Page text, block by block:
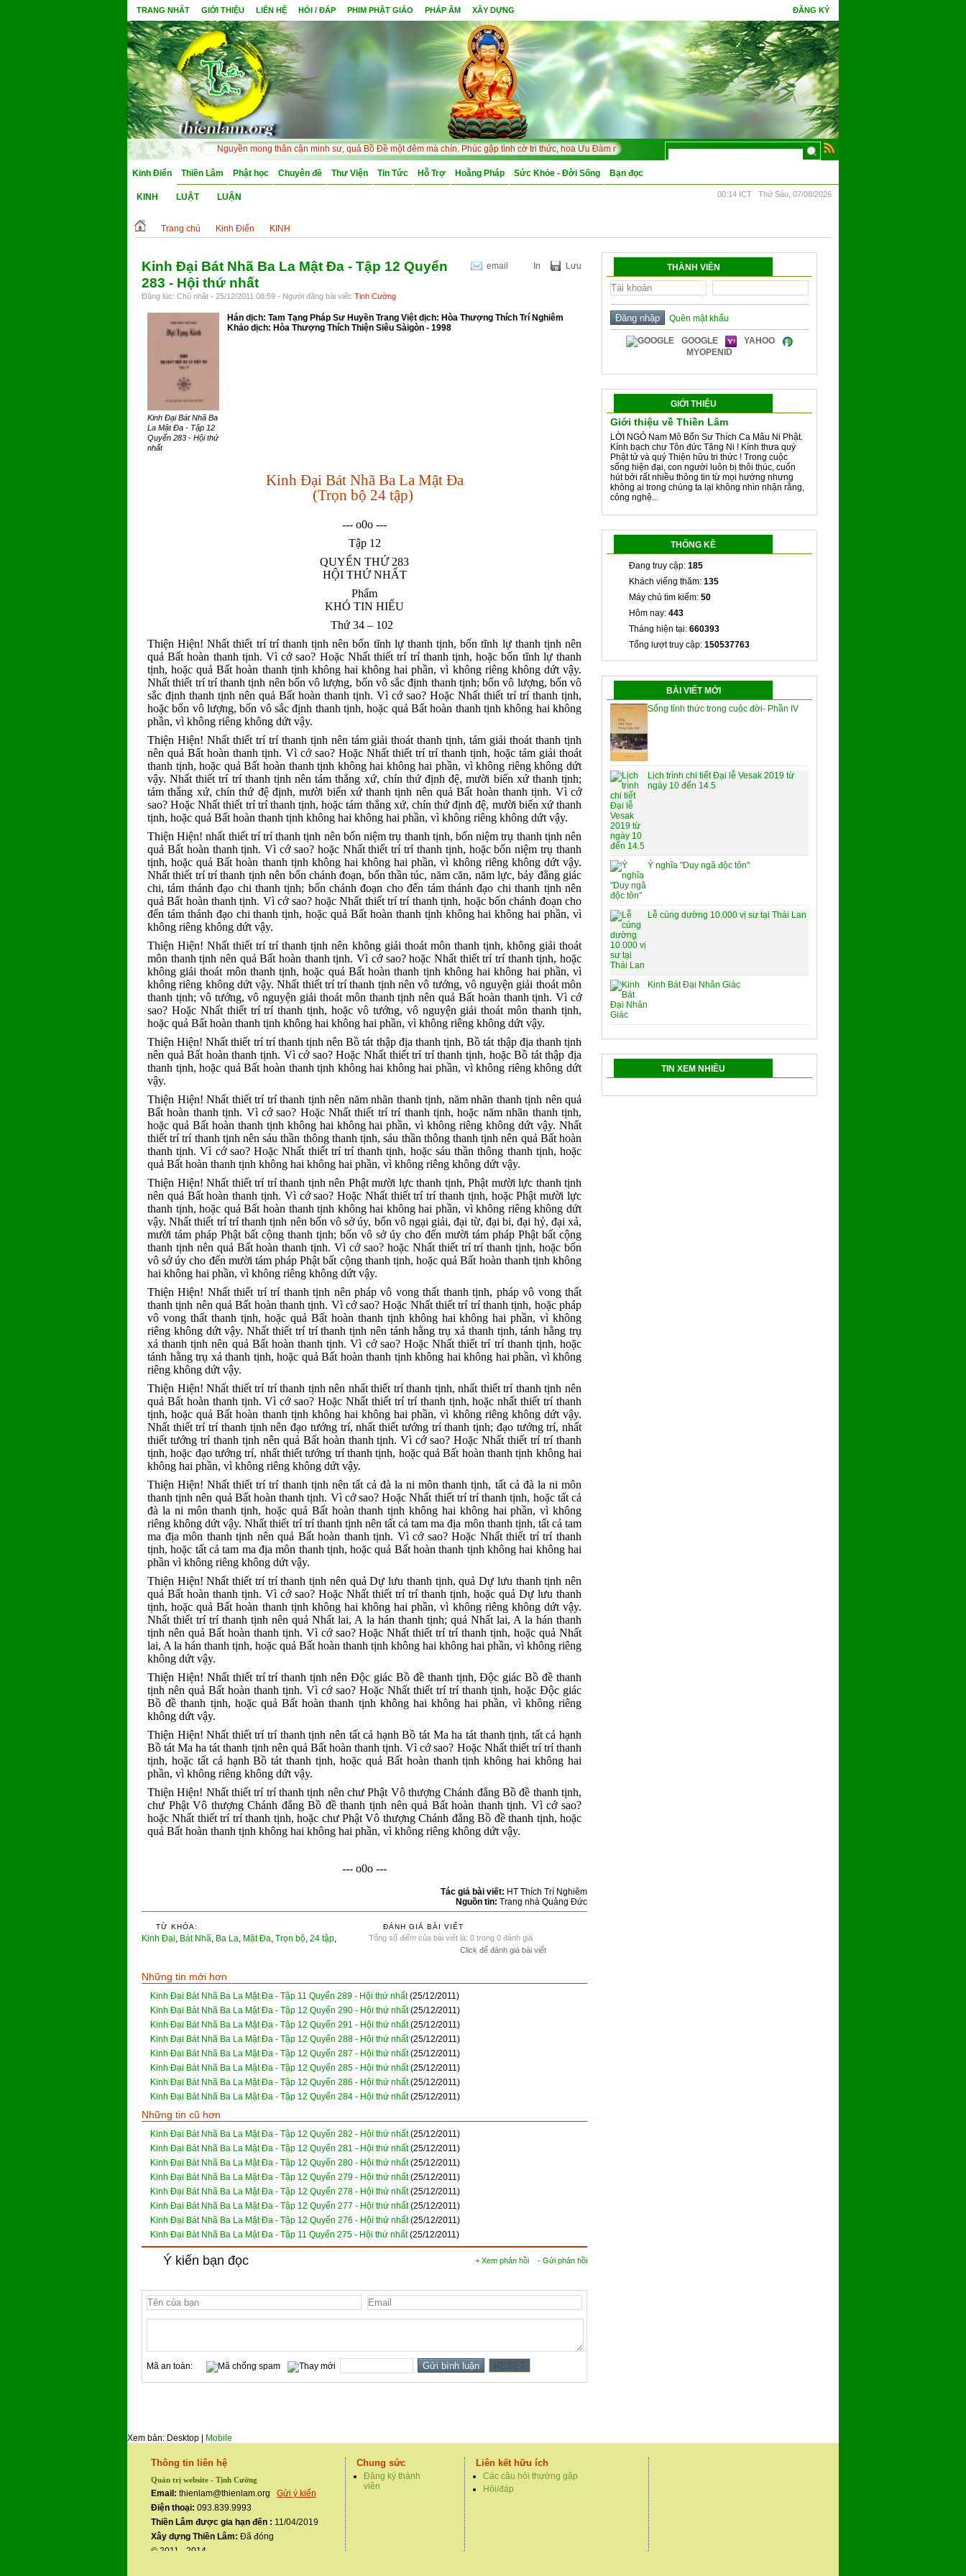
TRANG NHẤT GIỚI THIỆU LIÊN HỆ HỎI / ĐÁP PHIM PHẬT GIÁO PHÁP ÂM XÂY DỰNG ĐĂNG KÝ
Nguyền mong thân cận minh sư, quả Bồ Đề một đêm mà chín. Phúc gặp tình cờ tri thức, hoa Ưu Đàm mấy kiếp đâm bông.
Kinh Điển
KINH LUẬT LUẬN
Thiền Lâm Phật học Chuyên đề Thư Viện Tin Tức Hỗ Trợ Hoằng Pháp Sức Khỏe - Đời Sống Bạn đọc
00:14 ICT Thứ Sáu, 07/08/2026
Trang chủ Kinh Điển KINH
email In Lưu
Kinh Đại Bát Nhã Ba La Mật Đa - Tập 12 Quyển
283 - Hội thứ nhất
Đăng lúc: Chủ nhật - 25/12/2011 08:59 - Người đăng bài viết: Tịnh Cường
Kinh Đại Bát Nhã Ba
La Mật Đa - Tập 12
Quyển 283 - Hội thứ
nhất
Hán dịch: Tam Tạng Pháp Sư Huyền Trang Việt dịch: Hòa Thượng Thích Trí Nghiêm
Khảo dịch: Hòa Thượng Thích Thiện Siêu Sàigòn - 1998
Kinh Đại Bát Nhã Ba La Mật Đa
(Trọn bộ 24 tập)
--- o0o ---
Tập 12
QUYỂN THỨ 283
HỘI THỨ NHẤT
Phẩm
KHÓ TIN HIỂU
Thứ 34 – 102
Thiện Hiện! Nhất thiết trí trí thanh tịnh nên bốn tĩnh lự thanh tịnh, bốn tĩnh lự thanh tịnh nên
quả Bất hoàn thanh tịnh. Vì cớ sao? Hoặc Nhất thiết trí trí thanh tịnh, hoặc bốn tĩnh lự thanh
tịnh, hoặc quả Bất hoàn thanh tịnh không hai không hai phần, vì không riêng không dứt vậy.
Nhất thiết trí trí thanh tịnh nên bốn vô lượng, bốn vô sắc định thanh tịnh; bốn vô lượng, bốn vô
sắc định thanh tịnh nên quả Bất hoàn thanh tịnh. Vì cớ sao? Hoặc Nhất thiết trí trí thanh tịnh,
hoặc bốn vô lượng, bốn vô sắc định thanh tịnh, hoặc quả Bất hoàn thanh tịnh không hai không
phần, vì không riêng không dứt vậy.
Thiện Hiện! Nhất thiết trí trí thanh tịnh nên tám giải thoát thanh tịnh, tám giải thoát thanh tịnh
nên quả Bất hoàn thanh tịnh. Vì cớ sao? Hoặc Nhất thiết trí trí thanh tịnh, hoặc tám giải thoát
thanh tịnh, hoặc quả Bất hoàn thanh tịnh không hai không hai phần, vì không riêng không dứt
vậy. Nhất thiết trí trí thanh tịnh nên tám thắng xứ, chín thứ định đệ, mười biến xứ thanh tịnh;
tám thắng xứ, chín thứ đệ định, mười biến xứ thanh tịnh nên quả Bất hoàn thanh tịnh. Vì cớ
sao? Hoặc Nhất thiết trí trí thanh tịnh, hoặc tám thắng xứ, chín thứ định đệ, mười biến xứ thanh
tịnh, hoặc quả Bất hoàn thanh tịnh không hai không hai phần, vì không riêng không dứt vậy.
Thiện Hiện! nhất thiết trí trí thanh tịnh nên bốn niệm trụ thanh tịnh, bốn niệm trụ thanh tịnh nên
quả Bất hoàn thanh tịnh. Vì cớ sao? hoặc Nhất thiết trí trí thanh tịnh, hoặc bốn niệm trụ thanh
tịnh, hoặc quả Bất hoàn thanh tịnh không hai không hai phần, vì không riêng không dứt vậy.
Nhất thiết trí trí thanh tịnh nên bốn chánh đoạn, bốn thần túc, năm căn, năm lực, bảy đẳng giác
chi, tám thánh đạo chi thanh tịnh; bốn chánh đoạn cho đến tám thánh đạo chi thanh tịnh nên
quả Bất hoàn thanh tịnh. Vì cớ sao? hoặc Nhất thiết trí trí thanh tịnh, hoặc bốn chánh đoạn cho
đến tám thánh đạo chi thanh tịnh, hoặc quả Bất hoàn thanh tịnh không hai không hai phần, vì
không riêng không dứt vậy.
Thiện Hiện! Nhất thiết trí trí thanh tịnh nên không giải thoát môn thanh tịnh, không giải thoát
môn thanh tịnh nên quả Bất hoàn thanh tịnh. Vì cớ sao? hoặc Nhất thiết trí trí thanh tịnh, hoặc
không giải thoát môn thanh tịnh, hoặc quả Bất hoàn thanh tịnh không hai không hai phần, vì
không riêng không dứt vậy. Nhất thiết trí trí thanh tịnh nên vô tướng, vô nguyện giải thoát môn
thanh tịnh; vô tướng, vô nguyện giải thoát môn thanh tịnh nên quả Bất hoàn thanh tịnh. Vì cớ
sao? Hoặc Nhất thiết trí trí thanh tịnh, hoặc vô tướng, vô nguyện giải thoát môn thanh tịnh,
hoặc quả Bất hoàn thanh tịnh không hai không hai phần, vì không riêng không dứt vậy.
Thiện Hiện! Nhất thiết trí trí thanh tịnh nên Bồ tát thập địa thanh tịnh, Bồ tát thập địa thanh tịnh
nên quả Bất hoàn thanh tịnh. Vì cớ sao? Hoặc Nhất thiết trí trí thanh tịnh, hoặc Bồ tát thập địa
thanh tịnh, hoặc quả Bất hoàn thanh tịnh không hai không hai phần, vì không riêng không dứt
vậy.
Thiện Hiện! Nhất thiết trí trí thanh tịnh nên năm nhãn thanh tịnh, năm nhãn thanh tịnh nên quả
Bất hoàn thanh tịnh. Vì cớ sao? Hoặc Nhất thiết trí trí thanh tịnh, hoặc năm nhãn thanh tịnh,
hoặc quả Bất hoàn thanh tịnh không hai không hai phần, vì không riêng không dứt vậy. Nhất
thiết trí trí thanh tịnh nên sáu thần thông thanh tịnh, sáu thần thông thanh tịnh nên quả Bất hoàn
thanh tịnh. Vì cớ sao? Hoặc Nhất thiết trí trí thanh tịnh, hoặc sáu thần thông thanh tịnh, hoặc
quả Bất hoàn thanh tịnh không hai không hai phần, vì không riêng không dứt vậy.
Thiện Hiện! Nhất thiết trí trí thanh tịnh nên Phật mười lực thanh tịnh, Phật mười lực thanh tịnh
nên quả Bất hoàn thanh tịnh. Vì cớ sao? Hoặc Nhất thiết trí trí thanh tịnh, hoặc Phật mười lực
thanh tịnh, hoặc quả Bất hoàn thanh tịnh không hai không hai phần, vì không riêng không dứt
vậy. Nhất thiết trí trí thanh tịnh nên bốn vô sở úy, bốn vô ngại giải, đại từ, đại bi, đại hỷ, đại xả,
mười tám pháp Phật bất cộng thanh tịnh; bốn vô sở úy cho đến mười tám pháp Phật bất cộng
thanh tịnh nên quả Bất hoàn thanh tịnh. Vì cớ sao? hoặc Nhất thiết trí trí thanh tịnh, hoặc bốn
vô sở úy cho đến mười tám pháp Phật bất cộng thanh tịnh, hoặc quả Bất hoàn thanh tịnh không
hai không hai phần, vì không riêng không dứt vậy.
Thiện Hiện! Nhất thiết trí trí thanh tịnh nên pháp vô vong thất thanh tịnh, pháp vô vong thất
thanh tịnh nên quả Bất hoàn thanh tịnh. Vì cớ sao? Hoặc Nhất thiết trí trí thanh tịnh, hoặc pháp
vô vong thất thanh tịnh, hoặc quả Bất hoàn thanh tịnh không hai không hai phần, vì không
riêng không dứt vậy. Nhất thiết trí trí thanh tịnh nên tánh hằng trụ xả thanh tịnh, tánh hằng trụ
xả thanh tịnh nên quả Bất hoàn thanh tịnh. Vì cớ sao? Hoặc Nhất thiết trí trí thanh tịnh, hoặc
tánh hằng trụ xả thanh tịnh, hoặc quả Bất hoàn thanh tịnh không hai không hai phần, vì không
riêng không dứt vậy.
Thiện Hiện! Nhất thiết trí trí thanh tịnh nên nhất thiết trí thanh tịnh, nhất thiết trí thanh tịnh nên
quả Bất hoàn thanh tịnh. Vì cớ sao? Hoặc Nhất thiết trí trí thanh tịnh, hoặc nhất thiết trí thanh
tịnh, hoặc quả Bất hoàn thanh tịnh không hai không hai phần, vì không riêng không dứt vậy.
Nhất thiết trí trí thanh tịnh nên đạo tướng trí, nhất thiết tướng trí thanh tịnh; đạo tướng trí, nhất
thiết tướng trí thanh tịnh nên quả Bất hoàn thanh tịnh. Vì cớ sao? Hoặc Nhất thiết trí trí thanh
tịnh, hoặc đạo tướng trí, nhất thiết tướng trí thanh tịnh, hoặc quả Bất hoàn thanh tịnh không hai
không hai phần, vì không riêng không dứt vậy.
Thiện Hiện! Nhất thiết trí trí thanh tịnh nên tất cả đà la ni môn thanh tịnh, tất cả đà la ni môn
thanh tịnh nên quả Bất hoàn thanh tịnh. Vì cớ sao? Hoặc Nhất thiết trí trí thanh tịnh, hoặc tất cả
đà la ni môn thanh tịnh, hoặc quả Bất hoàn thanh tịnh không hai không hai phần, vì không
riêng không dứt vậy. Nhất thiết trí trí thanh tịnh nên tất cả tam ma địa môn thanh tịnh, tất cả tam
ma địa môn thanh tịnh nên quả Bất hoàn thanh tịnh. Vì cớ sao? Hoặc Nhất thiết trí trí thanh
tịnh, hoặc tất cả tam ma địa môn thanh tịnh, hoặc quả Bất hoàn thanh tịnh không hai không hai
phần vì không riêng không dứt vậy.
Thiện Hiện! Nhất thiết trí trí thanh tịnh nên quả Dự lưu thanh tịnh, quả Dự lưu thanh tịnh nên
quả Bất hoàn thanh tịnh. Vì cớ sao? Hoặc Nhất thiết trí trí thanh tịnh, hoặc quả Dự lưu thanh
tịnh, hoặc quả Bất hoàn thanh tịnh không hai không hai phần, vì không riêng không dứt vậy.
Nhất thiết trí trí thanh tịnh nên quả Nhất lai, A la hán thanh tịnh; quả Nhất lai, A la hán thanh
tịnh nên quả Bất hoàn thanh tịnh. Vì cớ sao? Hoặc Nhất thiết trí trí thanh tịnh, hoặc quả Nhất
lai, A la hán thanh tịnh, hoặc quả Bất hoàn thanh tịnh không hai không hai phần, vì không riêng
không dứt vậy.
Thiện Hiện! Nhất thiết trí trí thanh tịnh nên Ðộc giác Bồ đề thanh tịnh, Ðộc giác Bồ đề thanh
tịnh nên quả Bất hoàn thanh tịnh. Vì cớ sao? Hoặc Nhất thiết trí trí thanh tịnh, hoặc Ðộc giác
Bồ đề thanh tịnh, hoặc quả Bất hoàn thanh tịnh không hai không hai phần, vì không riêng
không dứt vậy.
Thiện Hiện! Nhất thiết trí trí thanh tịnh nên tất cả hạnh Bồ tát Ma ha tát thanh tịnh, tất cả hạnh
Bồ tát Ma ha tát thanh tịnh nên quả Bất hoàn thanh tịnh. Vì cớ sao? Hoặc Nhất thiết trí trí thanh
tịnh, hoặc tất cả hạnh Bồ tát thanh tịnh, hoặc quả Bất hoàn thanh tịnh không hai không hai
phần, vì không riêng không dứt vậy.
Thiện Hiện! Nhất thiết trí trí thanh tịnh nên chư Phật Vô thượng Chánh đẳng Bồ đề thanh tịnh,
chư Phật Vô thượng Chánh đẳng Bồ đề thanh tịnh nên quả Bất hoàn thanh tịnh. Vì cớ sao?
hoặc Nhất thiết trí trí thanh tịnh, hoặc chư Phật Vô thượng Chánh đẳng Bồ đề thanh tịnh, hoặc
quả Bất hoàn thanh tịnh không hai không hai phần, vì không riêng không dứt vậy.
--- o0o ---
Tác giả bài viết: HT Thích Trí Nghiêm
Nguồn tin: Trang nhà Quảng Đức
TỪ KHÓA:
Kinh Đại, Bát Nhã, Ba La, Mật Đa, Trọn bộ, 24 tập,
ĐÁNH GIÁ BÀI VIẾT
Tổng số điểm của bài viết là: 0 trong 0 đánh giá
Click để đánh giá bài viết
Những tin mới hơn
Kinh Đại Bát Nhã Ba La Mật Đa - Tập 11 Quyển 289 - Hội thứ nhất (25/12/2011)
Kinh Đại Bát Nhã Ba La Mật Đa - Tập 12 Quyển 290 - Hội thứ nhất (25/12/2011)
Kinh Đại Bát Nhã Ba La Mật Đa - Tập 12 Quyển 291 - Hội thứ nhất (25/12/2011)
Kinh Đại Bát Nhã Ba La Mật Đa - Tập 12 Quyển 288 - Hội thứ nhất (25/12/2011)
Kinh Đại Bát Nhã Ba La Mật Đa - Tập 12 Quyển 287 - Hội thứ nhất (25/12/2011)
Kinh Đại Bát Nhã Ba La Mật Đa - Tập 12 Quyển 285 - Hội thứ nhất (25/12/2011)
Kinh Đại Bát Nhã Ba La Mật Đa - Tập 12 Quyển 286 - Hội thứ nhất (25/12/2011)
Kinh Đại Bát Nhã Ba La Mật Đa - Tập 12 Quyển 284 - Hội thứ nhất (25/12/2011)
Những tin cũ hơn
Kinh Đại Bát Nhã Ba La Mật Đa - Tập 12 Quyển 282 - Hội thứ nhất (25/12/2011)
Kinh Đại Bát Nhã Ba La Mật Đa - Tập 12 Quyển 281 - Hội thứ nhất (25/12/2011)
Kinh Đại Bát Nhã Ba La Mật Đa - Tập 12 Quyển 280 - Hội thứ nhất (25/12/2011)
Kinh Đại Bát Nhã Ba La Mật Đa - Tập 12 Quyển 279 - Hội thứ nhất (25/12/2011)
Kinh Đại Bát Nhã Ba La Mật Đa - Tập 12 Quyển 278 - Hội thứ nhất (25/12/2011)
Kinh Đại Bát Nhã Ba La Mật Đa - Tập 12 Quyển 277 - Hội thứ nhất (25/12/2011)
Kinh Đại Bát Nhã Ba La Mật Đa - Tập 12 Quyển 276 - Hội thứ nhất (25/12/2011)
Kinh Đại Bát Nhã Ba La Mật Đa - Tập 11 Quyển 275 - Hội thứ nhất (25/12/2011)
+ Xem phản hồi - Gửi phản hồi
Ý kiến bạn đọc
Mã an toàn:
THÀNH VIÊN
Quên mật khẩu
GOOGLE
YAHOO
MYOPENID
GIỚI THIỆU
Giới thiệu về Thiền Lâm
LỜI NGỎ Nam Mô Bổn Sư Thích Ca Mâu Ni Phật.
Kính bạch chư Tôn đức Tăng Ni ! Kính thưa quý
Phật tử và quý Thiện hữu tri thức ! Trong cuộc
sống hiện đại, con người luôn bị thôi thúc, cuốn
hút bởi rất nhiều thông tin từ mọi hướng nhưng
không ai trong chúng ta lại không nhìn nhận rằng,
công nghệ...
THỐNG KÊ
Đang truy cập: 185
Khách viếng thăm: 135
Máy chủ tìm kiếm: 50
Hôm nay: 443
Tháng hiện tại: 660393
Tổng lượt truy cập: 150537763
BÀI VIẾT MỚI
Sống tỉnh thức trong cuộc đời- Phần IV
Lịch trình chi tiết Đại lễ Vesak 2019 từ
ngày 10 đến 14.5
Ý nghĩa "Duy ngã độc tôn"
Lễ cúng dường 10.000 vị sư tại Thái Lan
Kinh Bát Đại Nhân Giác
TIN XEM NHIỀU
Xem bản: Desktop | Mobile
Thông tin liên hệ
Quản trị website - Tịnh Cường
Email: thienlam@thienlam.org Gửi ý kiến
Điện thoại: 093.839.9993
Thiền Lâm được gia hạn đến : 11/04/2019
Xây dựng Thiền Lâm: Đã đóng
© 2011 - 2014
Chung sức
Đăng ký thành
viên
Liên kết hữu ích
Các câu hỏi thường gặp
Hỏi/đáp